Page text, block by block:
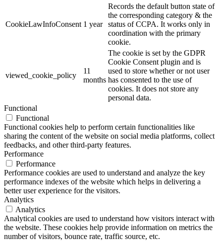
CookieLawInfoConsent 1 year
Records the default button state of
the corresponding category & the
status of CCPA. It works only in
coordination with the primary
cookie.
viewed_cookie_policy
11
months
The cookie is set by the GDPR
Cookie Consent plugin and is
used to store whether or not user
has consented to the use of
cookies. It does not store any
personal data.
Functional
Functional
Functional cookies help to perform certain functionalities like
sharing the content of the website on social media platforms, collect
feedbacks, and other third-party features.
Performance
Performance
Performance cookies are used to understand and analyze the key
performance indexes of the website which helps in delivering a
better user experience for the visitors.
Analytics
Analytics
Analytical cookies are used to understand how visitors interact with
the website. These cookies help provide information on metrics the
number of visitors, bounce rate, traffic source, etc.